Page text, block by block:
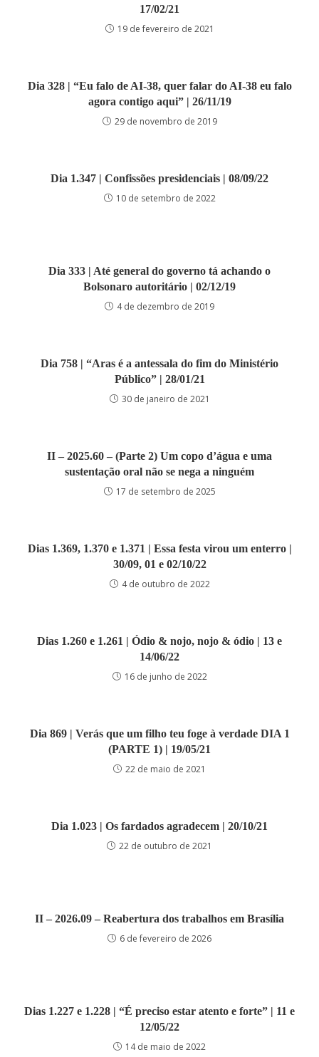
17/02/21
19 de fevereiro de 2021
Dia 328 | “Eu falo de AI-38, quer falar do AI-38 eu falo
agora contigo aqui” | 26/11/19
29 de novembro de 2019
Dia 1.347 | Confissões presidenciais | 08/09/22
10 de setembro de 2022
Dia 333 | Até general do governo tá achando o
Bolsonaro autoritário | 02/12/19
4 de dezembro de 2019
Dia 758 | “Aras é a antessala do fim do Ministério
Público” | 28/01/21
30 de janeiro de 2021
II – 2025.60 – (Parte 2) Um copo d’água e uma
sustentação oral não se nega a ninguém
17 de setembro de 2025
Dias 1.369, 1.370 e 1.371 | Essa festa virou um enterro |
30/09, 01 e 02/10/22
4 de outubro de 2022
Dias 1.260 e 1.261 | Ódio & nojo, nojo & ódio | 13 e
14/06/22
16 de junho de 2022
Dia 869 | Verás que um filho teu foge à verdade DIA 1
(PARTE 1) | 19/05/21
22 de maio de 2021
Dia 1.023 | Os fardados agradecem | 20/10/21
22 de outubro de 2021
II – 2026.09 – Reabertura dos trabalhos em Brasília
6 de fevereiro de 2026
Dias 1.227 e 1.228 | “É preciso estar atento e forte” | 11 e
12/05/22
14 de maio de 2022